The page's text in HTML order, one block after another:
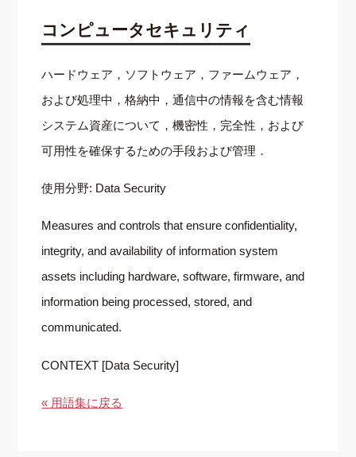
コンピュータセキュリティ
ハードウェア，ソフトウェア，ファームウェア，
および処理中，格納中，通信中の情報を含む情報
システム資産について，機密性，完全性，および
可用性を確保するための手段および管理．
使用分野: Data Security
Measures and controls that ensure confidentiality,
integrity, and availability of information system
assets including hardware, software, firmware, and
information being processed, stored, and
communicated.
CONTEXT [Data Security]
« 用語集に戻る